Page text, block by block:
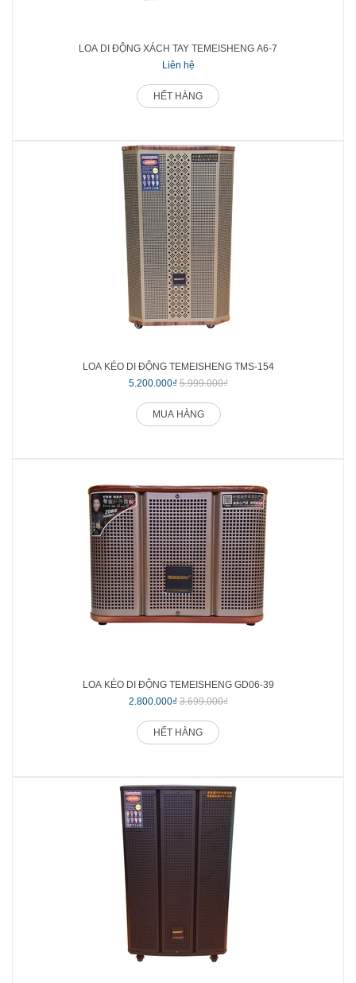
LOA DI ĐỘNG XÁCH TAY TEMEISHENG A6-7
Liên hệ
HẾT HÀNG
LOA KÉO DI ĐỘNG TEMEISHENG TMS-154
5.200.000₫ 5.999.000₫
MUA HÀNG
LOA KÉO DI ĐỘNG TEMEISHENG GD06-39
2.800.000₫ 3.699.000₫
HẾT HÀNG